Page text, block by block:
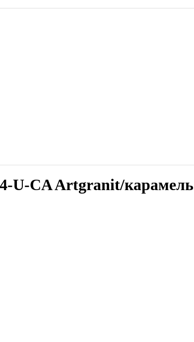
U-CA Artgranit/карамель